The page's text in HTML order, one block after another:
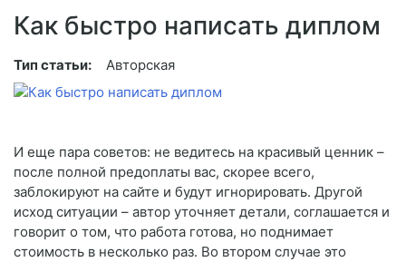
Как быстро написать диплом
Тип статьи: Авторская
И еще пара советов: не ведитесь на красивый ценник –
после полной предоплаты вас, скорее всего,
заблокируют на сайте и будут игнорировать. Другой
исход ситуации – автор уточняет детали, соглашается и
говорит о том, что работа готова, но поднимает
стоимость в несколько раз. Во втором случае это